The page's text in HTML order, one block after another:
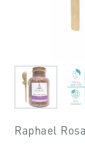
Raphael